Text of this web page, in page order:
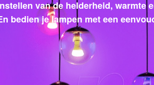
van de helderheid, warmte
bedien je lampen met een